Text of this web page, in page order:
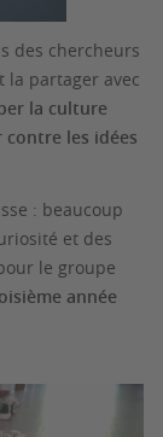
des chercheurs
la partager avec
la culture
les idées
: beaucoup
et des
le groupe
année